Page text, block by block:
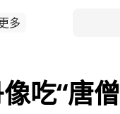
多
吃“唐僧